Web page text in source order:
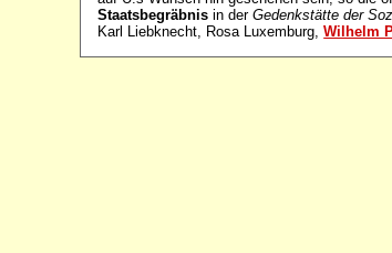
Staatsbegräbnis in derGedenkstätte der
Karl Liebknecht, Rosa Luxemburg,Wilhelm